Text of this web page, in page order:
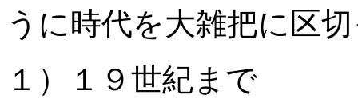
うに時代を大雑把に区
１）１９世紀まで